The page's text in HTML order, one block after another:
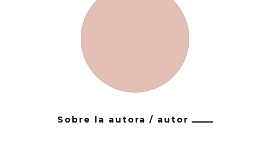
Sobre la autora / autor